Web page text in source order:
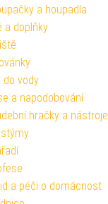
a houpadla
a doplňky
do vody
a napodobování
hračky a nástroje
a péči o domácnost